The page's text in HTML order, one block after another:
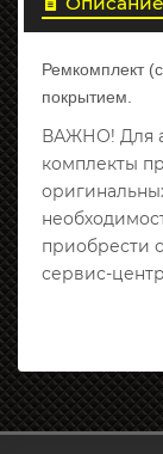
Ремкомплект
покрытием.
ВАЖНО! Для
комплекты
приобрести
сервис-